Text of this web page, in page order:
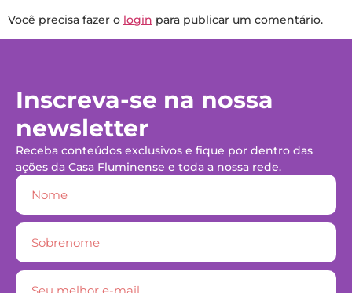
Você precisa fazer o login para publicar um comentário.
Inscreva-se na nossa
newsletter
Receba conteúdos exclusivos e fique por dentro das
ações da Casa Fluminense e toda a nossa rede.